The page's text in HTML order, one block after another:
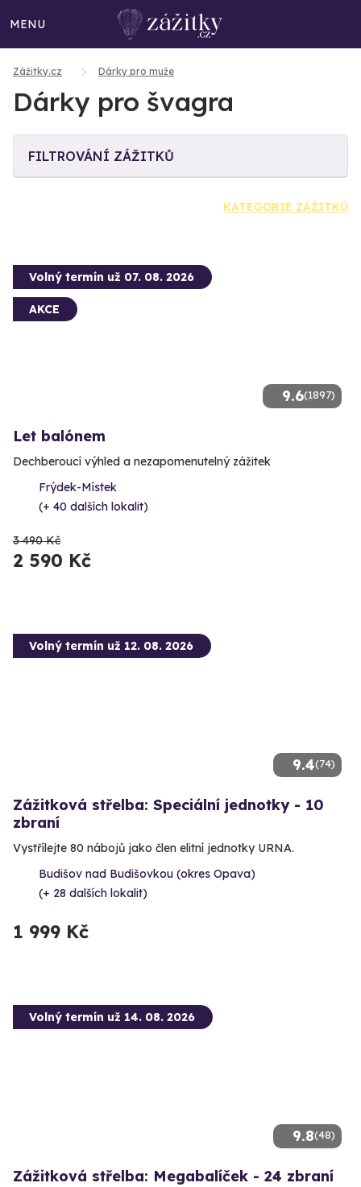
MENU
Zážitky.cz Dárky pro muže
Dárky pro švagra
FILTROVÁNÍ ZÁŽITKŮ
KATEGORIE ZÁŽITKŮ
9.6(1897)
Volný termín už 07. 08. 2026
AKCE
Let balónem
Dechberoucí výhled a nezapomenutelný zážitek
Frýdek-Místek
(+ 40 dalších lokalit)
3 490 Kč
2 590 Kč
9.4(74)
Volný termín už 12. 08. 2026
Zážitková střelba: Speciální jednotky - 10
zbraní
Vystřílejte 80 nábojů jako člen elitní jednotky URNA.
Budišov nad Budišovkou (okres Opava)
(+ 28 dalších lokalit)
1 999 Kč
9.8(48)
Volný termín už 14. 08. 2026
Zážitková střelba: Megabalíček - 24 zbraní